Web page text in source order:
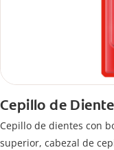
Cepillo de
Cepillo de dientes con
superior, cabezal de